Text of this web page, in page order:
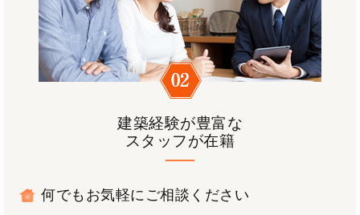
建築経験が豊富な
スタッフが在籍
何でもお気軽にご相談ください